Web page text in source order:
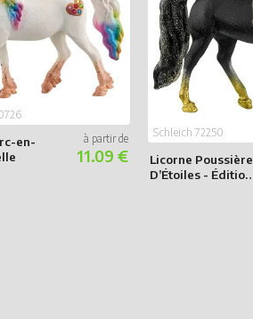
en-
11.09 €
Licorne Poussière
D’Étoiles - Édition
Schleich 72250